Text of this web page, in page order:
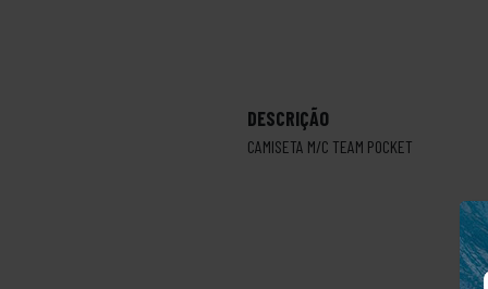
DESCRIÇÃO
CAMISETA M/C TEAM POCKET